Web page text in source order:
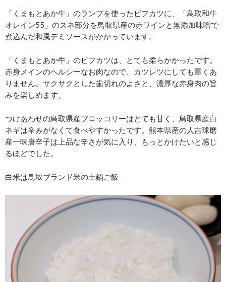
「くまもとあか牛」のランプを使ったビフカツに、「鳥取和牛
オレイン55」のスネ部分を鳥取県産の赤ワインと無添加味噌で
煮込んだ和風デミソースがかかっています。
「くまもとあか牛」のビフカツは、とても柔らかかったです。
赤身メインのヘルシーなお肉なので、カツレツにしても重くあ
りません。サクサクとした歯切れのよさと、濃厚な赤身肉の旨
みを楽しめます。
つけあわせの鳥取県産ブロッコリーはとても甘く、鳥取県産白
ネギは辛みがなくて食べやすかったです。熊本県産の人吉球磨
産一味唐辛子は上品な辛さが気に入り、もっとかけたいと感じ
るほどでした。
白米は鳥取ブランド米の土鍋ご飯